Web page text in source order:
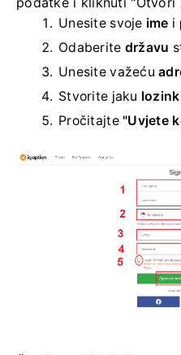
Unesite svoje ime i
Odaberite državu
Unesite važeću
Stvorite jaku
Pročitajte"Uvjete